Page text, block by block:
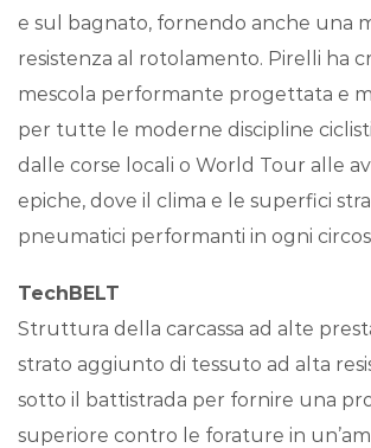
e sul bagnato, fornendo anche una
resistenza al rotolamento. Pirelli ha
mescola performante progettata e
per tutte le moderne discipline
dalle corse locali o World Tour alle
epiche, dove il clima e le superfici
pneumatici performanti in ogni
TechBELT
Struttura della carcassa ad alte
strato aggiunto di tessuto ad alta
sotto il battistrada per fornire una
superiore contro le forature in